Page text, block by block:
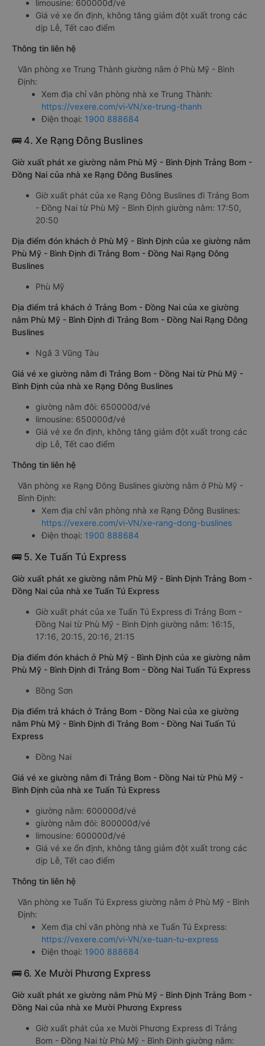
limousine: 600000đ/vé
Giá vé xe ổn định, không tăng giảm đột xuất trong các
dịp Lễ, Tết cao điểm
Thông tin liên hệ
Văn phòng xe Trung Thành giường nằm ở Phù Mỹ - Bình
Định:
Xem địa chỉ văn phòng nhà xe Trung Thành:
https://vexere.com/vi-VN/xe-trung-thanh
Điện thoại: 1900 888684
🚌 4. Xe Rạng Đông Buslines
Giờ xuất phát xe giường nằm Phù Mỹ - Bình Định Trảng Bom -
Đồng Nai của nhà xe Rạng Đông Buslines
Giờ xuất phát của xe Rạng Đông Buslines đi Trảng Bom
- Đồng Nai từ Phù Mỹ - Bình Định giường nằm: 17:50,
20:50
Địa điểm đón khách ở Phù Mỹ - Bình Định của xe giường nằm
Phù Mỹ - Bình Định đi Trảng Bom - Đồng Nai Rạng Đông
Buslines
Phù Mỹ
Địa điểm trả khách ở Trảng Bom - Đồng Nai của xe giường
nằm Phù Mỹ - Bình Định đi Trảng Bom - Đồng Nai Rạng Đông
Buslines
Ngã 3 Vũng Tàu
Giá vé xe giường nằm đi Trảng Bom - Đồng Nai từ Phù Mỹ -
Bình Định của nhà xe Rạng Đông Buslines
giường nằm đôi: 650000đ/vé
limousine: 650000đ/vé
Giá vé xe ổn định, không tăng giảm đột xuất trong các
dịp Lễ, Tết cao điểm
Thông tin liên hệ
Văn phòng xe Rạng Đông Buslines giường nằm ở Phù Mỹ -
Bình Định:
Xem địa chỉ văn phòng nhà xe Rạng Đông Buslines:
https://vexere.com/vi-VN/xe-rang-dong-buslines
Điện thoại: 1900 888684
🚌 5. Xe Tuấn Tú Express
Giờ xuất phát xe giường nằm Phù Mỹ - Bình Định Trảng Bom -
Đồng Nai của nhà xe Tuấn Tú Express
Giờ xuất phát của xe Tuấn Tú Express đi Trảng Bom -
Đồng Nai từ Phù Mỹ - Bình Định giường nằm: 16:15,
17:16, 20:15, 20:16, 21:15
Địa điểm đón khách ở Phù Mỹ - Bình Định của xe giường nằm
Phù Mỹ - Bình Định đi Trảng Bom - Đồng Nai Tuấn Tú Express
Bồng Sơn
Địa điểm trả khách ở Trảng Bom - Đồng Nai của xe giường
nằm Phù Mỹ - Bình Định đi Trảng Bom - Đồng Nai Tuấn Tú
Express
Đồng Nai
Giá vé xe giường nằm đi Trảng Bom - Đồng Nai từ Phù Mỹ -
Bình Định của nhà xe Tuấn Tú Express
giường nằm: 600000đ/vé
giường nằm đôi: 800000đ/vé
limousine: 600000đ/vé
Giá vé xe ổn định, không tăng giảm đột xuất trong các
dịp Lễ, Tết cao điểm
Thông tin liên hệ
Văn phòng xe Tuấn Tú Express giường nằm ở Phù Mỹ - Bình
Định:
Xem địa chỉ văn phòng nhà xe Tuấn Tú Express:
https://vexere.com/vi-VN/xe-tuan-tu-express
Điện thoại: 1900 888684
🚌 6. Xe Mười Phương Express
Giờ xuất phát xe giường nằm Phù Mỹ - Bình Định Trảng Bom -
Đồng Nai của nhà xe Mười Phương Express
Giờ xuất phát của xe Mười Phương Express đi Trảng
Bom - Đồng Nai từ Phù Mỹ - Bình Định giường nằm: